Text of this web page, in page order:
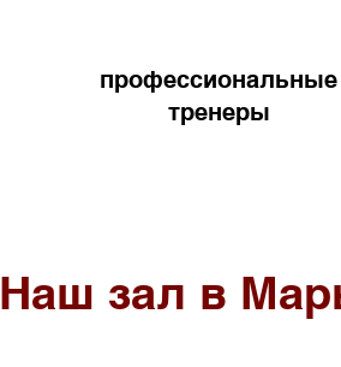
профессиональные
тренеры
Наш зал в